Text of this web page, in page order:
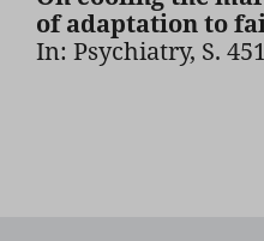
of adaptation to
In: Psychiatry, S.